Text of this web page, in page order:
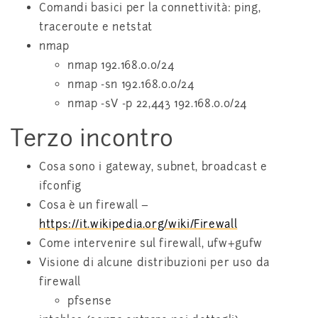
Comandi basici per la connettività: ping,
traceroute e netstat
nmap
nmap 192.168.0.0/24
nmap -sn 192.168.0.0/24
nmap -sV -p 22,443 192.168.0.0/24
Terzo incontro
Cosa sono i gateway, subnet, broadcast e
ifconfig
Cosa è un firewall –
https://it.wikipedia.org/wiki/Firewall
Come intervenire sul firewall, ufw+gufw
Visione di alcune distribuzioni per uso da
firewall
pfsense